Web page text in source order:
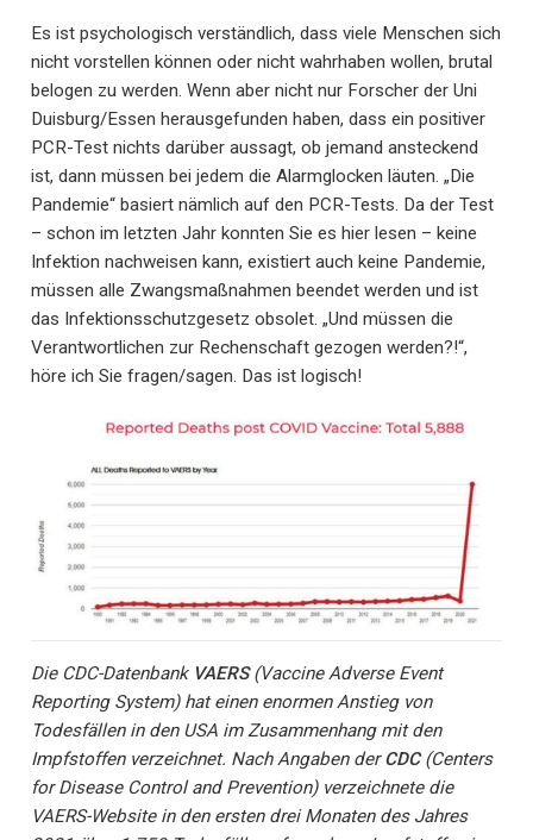
Es ist psychologisch verständlich, dass viele Menschen sich
nicht vorstellen können oder nicht wahrhaben wollen, brutal
belogen zu werden. Wenn aber nicht nur Forscher der Uni
Duisburg/Essen herausgefunden haben, dass ein positiver
PCR-Test nichts darüber aussagt, ob jemand ansteckend
ist, dann müssen bei jedem die Alarmglocken läuten. „Die
Pandemie“ basiert nämlich auf den PCR-Tests. Da der Test
– schon im letzten Jahr konnten Sie es hier lesen – keine
Infektion nachweisen kann, existiert auch keine Pandemie,
müssen alle Zwangsmaßnahmen beendet werden und ist
das Infektionsschutzgesetz obsolet. „Und müssen die
Verantwortlichen zur Rechenschaft gezogen werden?!“,
höre ich Sie fragen/sagen. Das ist logisch!
Die CDC-Datenbank VAERS(Vaccine Adverse Event
Reporting System) hat einen enormen Anstieg von
Todesfällen in den USA im Zusammenhang mit den
Impfstoffen verzeichnet. Nach Angaben derCDC(Centers
for Disease Control and Prevention) verzeichnete die
VAERS-Website in den ersten drei Monaten des Jahres